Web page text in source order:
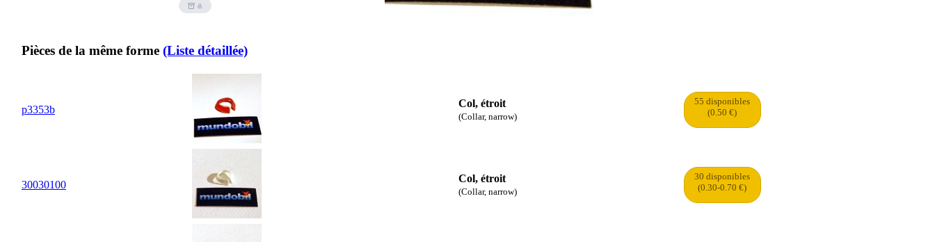
Pièces de la même forme (Liste détaillée)
p3353b
Col, étroit
(Collar, narrow)
55 disponibles
(0.50 €)
30030100
Col, étroit
(Collar, narrow)
30 disponibles
(0.30-0.70 €)